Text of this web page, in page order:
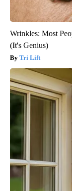
Wrinkles: Most
(It's Genius)
Tri Lift